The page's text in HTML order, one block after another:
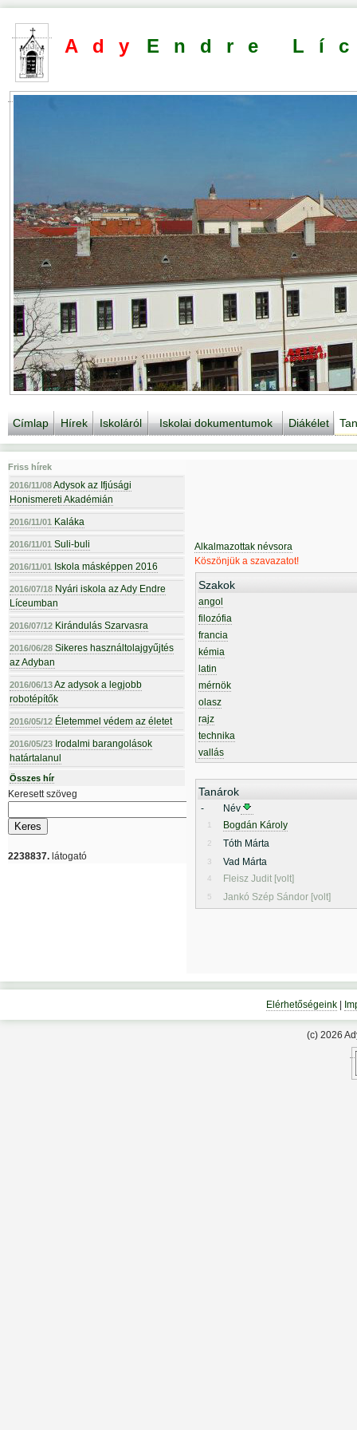
Ady Endre
Címlap Hírek Iskoláról Iskolai dokumentumok Diákélet
Friss hírek
2016/11/08Adysok az Ifjúsági
Honismereti Akadémián
2016/11/01 Kaláka
2016/11/01 Suli-buli
2016/11/01 Iskola másképpen 2016
2016/07/18 Nyári iskola az Ady Endre
Líceumban
2016/07/12 Kirándulás Szarvasra
2016/06/28 Sikeres használtolajgyűjtés
az Adyban
2016/06/13Az adysok a legjobb
robotépítők
2016/05/12 Életemmel védem az életet
2016/05/23 Irodalmi barangolások
határtalanul
Összes hír
Keresett szöveg
2238837. látogató
Alkalmazottak névsora
Köszönjük a szavazatot!
Szakok
angol
filozófia
francia
kémia
latin
mérnök
olasz
rajz
technika
vallás
Tanárok
- Név
1 Bogdán Károly
2 Tóth Márta
3 Vad Márta
4 Fleisz Judit [volt]
5 Jankó Szép Sándor [volt]
Elérhetőségeink|
(c) 2026